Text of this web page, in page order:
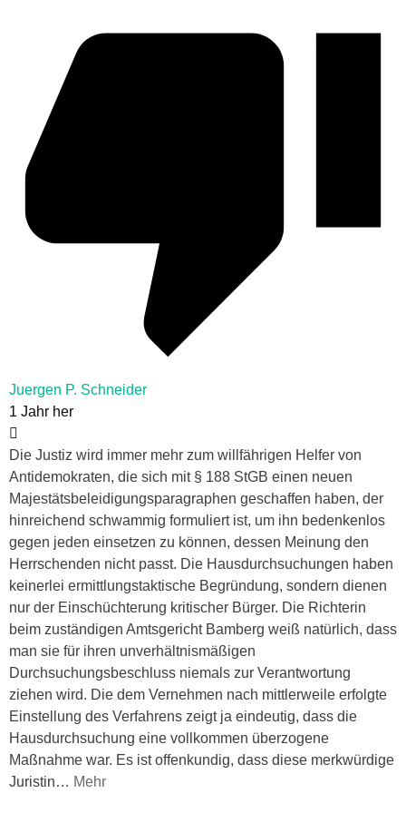
Juergen P. Schneider
1 Jahr her
Die Justiz wird immer mehr zum willfährigen Helfer von
Antidemokraten, die sich mit § 188 StGB einen neuen
Majestätsbeleidigungsparagraphen geschaffen haben, der
hinreichend schwammig formuliert ist, um ihn bedenkenlos
gegen jeden einsetzen zu können, dessen Meinung den
Herrschenden nicht passt. Die Hausdurchsuchungen haben
keinerlei ermittlungstaktische Begründung, sondern dienen
nur der Einschüchterung kritischer Bürger. Die Richterin
beim zuständigen Amtsgericht Bamberg weiß natürlich, dass
man sie für ihren unverhältnismäßigen
Durchsuchungsbeschluss niemals zur Verantwortung
ziehen wird. Die dem Vernehmen nach mittlerweile erfolgte
Einstellung des Verfahrens zeigt ja eindeutig, dass die
Hausdurchsuchung eine vollkommen überzogene
Maßnahme war. Es ist offenkundig, dass diese merkwürdige
Juristin… Mehr